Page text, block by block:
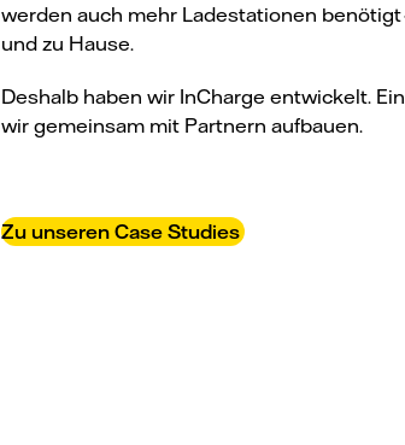
werden auch mehr Ladestationen
und zu Hause.
Deshalb haben wir InCharge entwickelt.
wir gemeinsam mit Partnern aufbauen.
Zu unseren Case Studies